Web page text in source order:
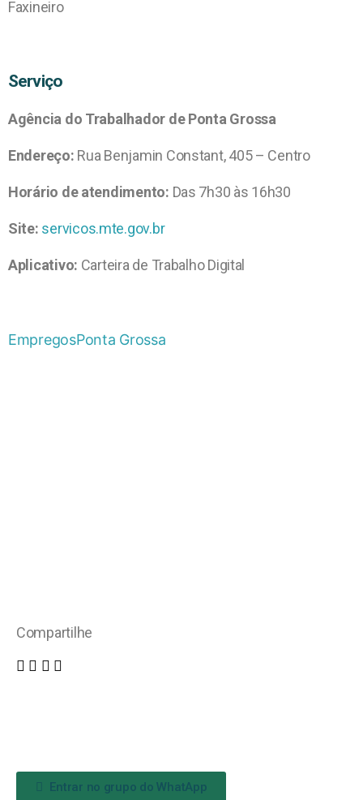
Faxineiro
Serviço
Agência do Trabalhador de Ponta Grossa
Endereço: Rua Benjamin Constant, 405 – Centro
Horário de atendimento: Das 7h30 às 16h30
Site: servicos.mte.gov.br
Aplicativo: Carteira de Trabalho Digital
EmpregosPonta Grossa
Compartilhe
Entrar no grupo do WhatApp